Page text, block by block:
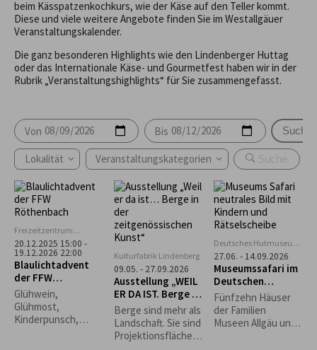
beim Kässpatzenkochkurs, wie der Käse auf den Teller kommt.
Diese und viele weitere Angebote finden Sie im Westallgäuer
Veranstaltungskalender.
Die ganz besonderen Highlights wie den Lindenberger Huttag
oder das Internationale Käse- und Gourmetfest haben wir in der
Rubrik „Veranstaltungshighlights“ für Sie zusammengefasst.
Von Bis Suchen
Lokalität Veranstaltungskategorien
Freizeitzentrum
Rentershofen
20.12.2025 15:00 -
19.12.2026 22:00
Blaulichtadvent
der FFW
Röthenbach
Glühwein,
Glühmost,
Kinderpunsch,
Kulturfabrik Lindenberg
09.05. - 27.09.2026
Ausstellung „WEIL
ER DA IST. Berge in
der
zeitgenössischen
Kunst“
Berge sind mehr als
Landschaft. Sie sind
Projektionsfläche,
Deutsches Hutmuseum,
Lindenberg
27.06. - 14.09.2026
Museumssafari im
Deutschen
Hutmuseum
Fünfzehn Häuser
der Familien
Museen Allgäu und